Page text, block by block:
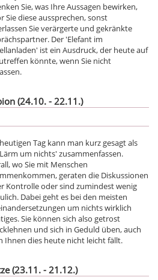
Sie, was Ihre Aussagen bewirken,
Sie diese aussprechen, sonst
Sie verärgerte und gekränkte
Der 'Elefant im
ist ein Ausdruck, der heute auf
könnte, wenn Sie nicht
(24.10. - 22.11.)
Tag kann man kurz gesagt als
um nichts' zusammenfassen.
wo Sie mit Menschen
geraten die Diskussionen
Kontrolle oder sind zumindest wenig
Dabei geht es bei den meisten
um nichts wirklich
Sie können sich also getrost
und sich in Geduld üben, auch
Ihnen dies heute nicht leicht fällt.
(23.11. - 21.12.)